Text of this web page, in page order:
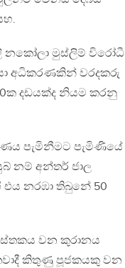
නකෝලා මුස්ලිම් විරෝධී
අධිකරණකින් වරදකරු
දඩයක්ද නියම කරනු
පැමිනීමට පැමිණියේ
නම් අන්තර් ජාල
නරඹා තිබුනේ 50
වන කුරානය
කිතුණු පූජකයකු වන